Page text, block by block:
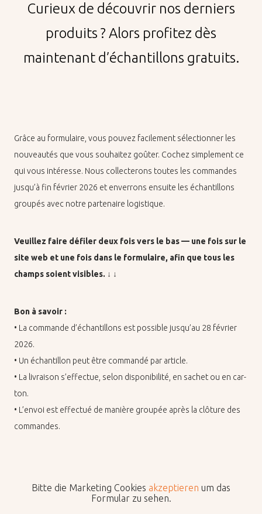
Carrières
Équipe de vente
DE FR
Curieux de découvrir nos derniers
produits ? Alors profitez dès
maintenant d’échantillons gratuits.
Grâce au for­mu­laire, vous pou­vez fa­ci­le­ment sé­lec­tion­ner les
nou­veau­tés que vous sou­hai­tez goû­ter. Co­chez sim­ple­ment ce
qui vous in­té­resse. Nous col­lec­te­rons toutes les com­mandes
jus­qu’à fin fé­vrier 2026 et en­ver­rons en­suite les échan­tillons
grou­pés avec notre par­te­naire lo­gis­tique.
Veuillez faire dé­fi­ler deux fois vers le bas — une fois sur le
site web et une fois dans le for­mu­laire, afin que tous les
champs soient vi­sibles. ↓ ↓
Bon à sa­voir :
• La com­mande d’échan­tillons est pos­sible jus­qu’au 28 fé­vrier
2026.
• Un échan­tillon peut être com­mandé par ar­ticle.
• La li­vrai­son s’ef­fec­tue, se­lon dis­po­ni­bi­lité, en sa­chet ou en car­
ton.
• L’en­voi est ef­fec­tué de ma­nière grou­pée après la clô­ture des
com­mandes.
Bitte die Marketing Cookies akzeptieren um das
Formular zu sehen.